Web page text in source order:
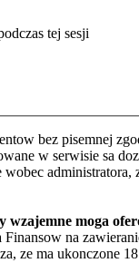
tej sesji
bez pisemnej
w serwisie sa
moga
na
ze ma ukonczone